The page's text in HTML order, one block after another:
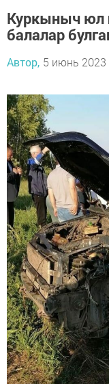
Куркыныч юл
балалар
Автор, 5 июнь 2023